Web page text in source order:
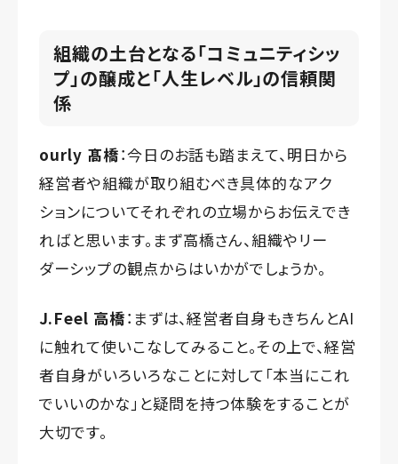
組織の土台となる「コミュニティシッ
プ」の醸成と「人生レベル」の信頼関
係
ourly 髙橋：今日のお話も踏まえて、明日から
経営者や組織が取り組むべき具体的なアク
ションについてそれぞれの立場からお伝えでき
ればと思います。まず高橋さん、組織やリー
ダーシップの観点からはいかがでしょうか。
J.Feel 高橋：まずは、経営者自身もきちんとAI
に触れて使いこなしてみること。その上で、経営
者自身がいろいろなことに対して「本当にこれ
でいいのかな」と疑問を持つ体験をすることが
大切です。